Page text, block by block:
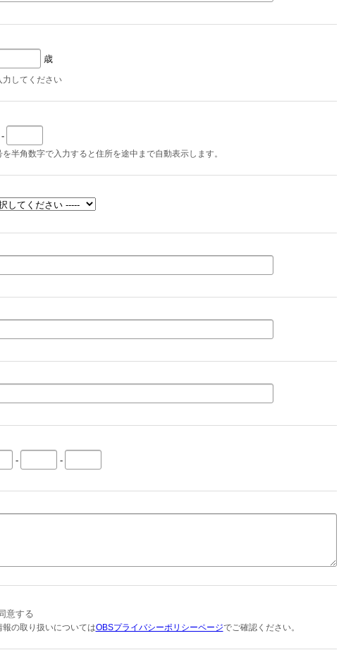
歳
力してください
-
を半角数字で入力すると住所を途中まで自動表示します。
- -
意する
の取り扱いについてはOBSプライバシーポリシーページでご確認ください。